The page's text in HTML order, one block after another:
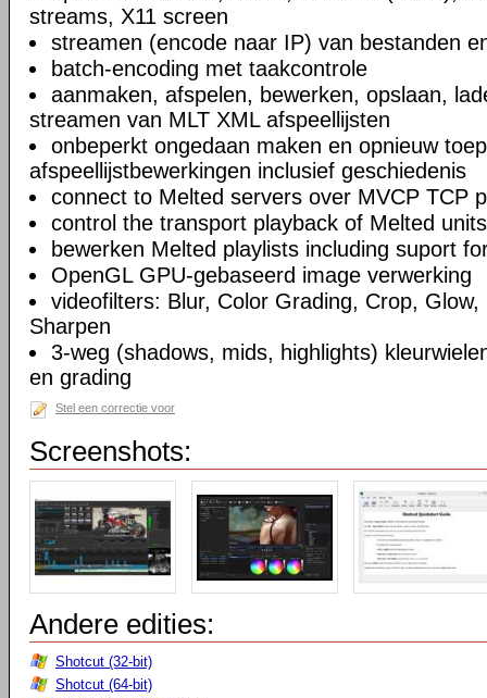
streams, X11 screen
streamen (encode naar IP) van bestanden
batch-encoding met taakcontrole
aanmaken, afspelen, bewerken, opslaan,
streamen van MLT XML afspeellijsten
onbeperkt ongedaan maken en opnieuw
afspeellijstbewerkingen inclusief geschiedenis
connect to Melted servers over MVCP TCP
control the transport playback of Melted units
bewerken Melted playlists including suport
OpenGL GPU-gebaseerd image verwerking
videofilters: Blur, Color Grading, Crop,
Sharpen
3-weg (shadows, mids, highlights)
en grading
Stel een correctie voor
Screenshots:
Andere edities:
Shotcut (32-bit)
Shotcut (64-bit)